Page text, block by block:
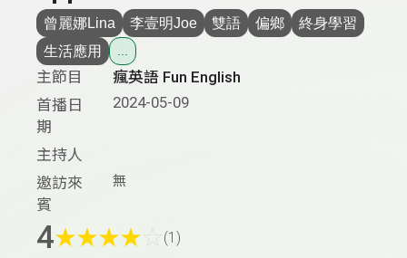
曾麗娜Lina 李壹明Joe 雙語 偏鄉
終身學習
生活應用
...
主節目
瘋英語 Fun English
首播日
期
2024-05-09
主持人
邀訪來
賓
無
4★★★★ (1)